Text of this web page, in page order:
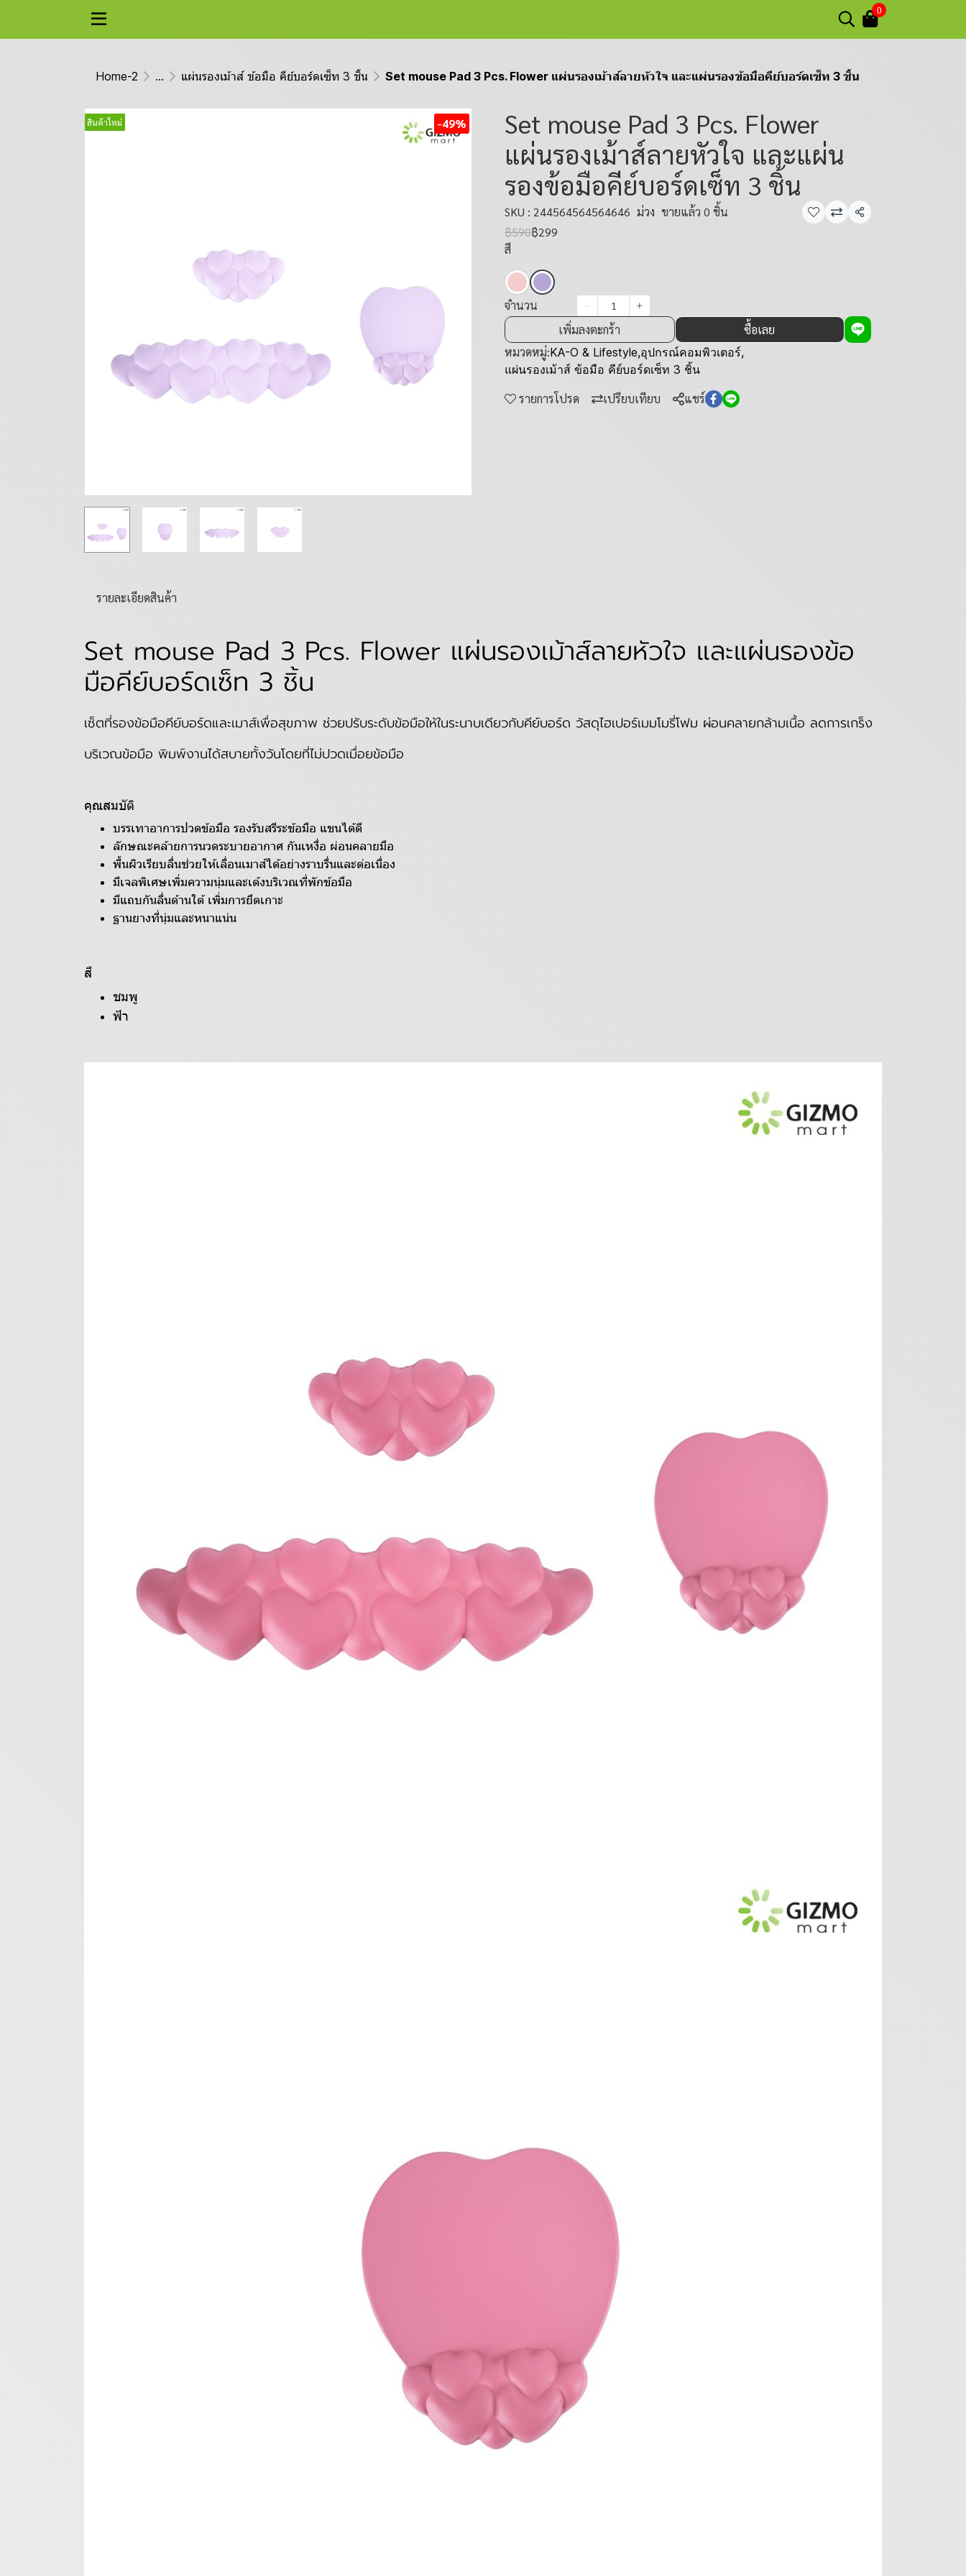
0
Home-2 ... แผ่นรองเม้าส์ ข้อมือ คีย์บอร์ดเซ็ท 3 ชิ้น Set mouse Pad 3 Pcs. Flower แผ่นรองเม้าส์ลายหัวใจ และแผ่นรองข้อมือคีย์บอร์ดเซ็ท 3 ชิ้น
สินค้าใหม่ -49%
Set mouse Pad 3 Pcs. Flower
แผ่นรองเม้าส์ลายหัวใจ และแผ่น
รองข้อมือคีย์บอร์ดเซ็ท 3 ชิ้น
SKU : 244564564564646 ม่วง ขายแล้ว 0 ชิ้น
แชร์
฿590฿299
สี
จำนวน
เพิ่มลงตะกร้า
ซื้อเลย
หมวดหมู่:KA-O & Lifestyle,อุปกรณ์คอมพิวเตอร์,
แผ่นรองเม้าส์ ข้อมือ คีย์บอร์ดเซ็ท 3 ชิ้น
รายการโปรด เปรียบเทียบ แชร์
รายละเอียดสินค้า
Set mouse Pad 3 Pcs. Flower แผ่นรองเม้าส์ลายหัวใจ และแผ่นรองข้อ
มือคีย์บอร์ดเซ็ท 3 ชิ้น
เซ็ตที่รองข้อมือคีย์บอร์ดและเมาส์เพื่อสุขภาพ ช่วยปรับระดับข้อมือให้ในระนาบเดียวกับคีย์บอร์ด วัสดุไฮเปอร์เมมโมรี่โฟม ผ่อนคลายกล้ามเนื้อ ลดการเกร็ง
บริเวณข้อมือ พิมพ์งานได้สบายทั้งวันโดยที่ไม่ปวดเมื่อยข้อมือ
คุณสมบัติ
บรรเทาอาการปวดข้อมือ รองรับสรีระข้อมือ แขนได้ดี
ลักษณะคล้ายการนวดระบายอากาศ กันเหงื่อ ผ่อนคลายมือ
พื้นผิวเรียบลื่นช่วยให้เลื่อนเมาส์ได้อย่างราบรื่นและต่อเนื่อง
มีเจลพิเศษเพิ่มความนุ่มและเด้งบริเวณที่พักข้อมือ
มีแถบกันลื่นด้านใต้ เพิ่มการยึดเกาะ
ฐานยางที่นุ่มและหนาแน่น
สี
ชมพู
ฟ้า